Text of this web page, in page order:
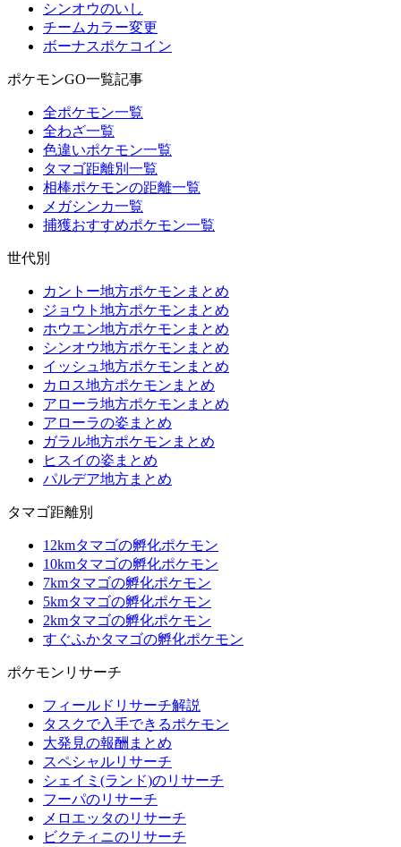
シンオウのいし
チームカラー変更
ボーナスポケコイン
ポケモンGO一覧記事
全ポケモン一覧
全わざ一覧
色違いポケモン一覧
タマゴ距離別一覧
相棒ポケモンの距離一覧
メガシンカ一覧
捕獲おすすめポケモン一覧
世代別
カントー地方ポケモンまとめ
ジョウト地方ポケモンまとめ
ホウエン地方ポケモンまとめ
シンオウ地方ポケモンまとめ
イッシュ地方ポケモンまとめ
カロス地方ポケモンまとめ
アローラ地方ポケモンまとめ
アローラの姿まとめ
ガラル地方ポケモンまとめ
ヒスイの姿まとめ
パルデア地方まとめ
タマゴ距離別
12kmタマゴの孵化ポケモン
10kmタマゴの孵化ポケモン
7kmタマゴの孵化ポケモン
5kmタマゴの孵化ポケモン
2kmタマゴの孵化ポケモン
すぐふかタマゴの孵化ポケモン
ポケモンリサーチ
フィールドリサーチ解説
タスクで入手できるポケモン
大発見の報酬まとめ
スペシャルリサーチ
シェイミ(ランド)のリサーチ
フーパのリサーチ
メロエッタのリサーチ
ビクティニのリサーチ